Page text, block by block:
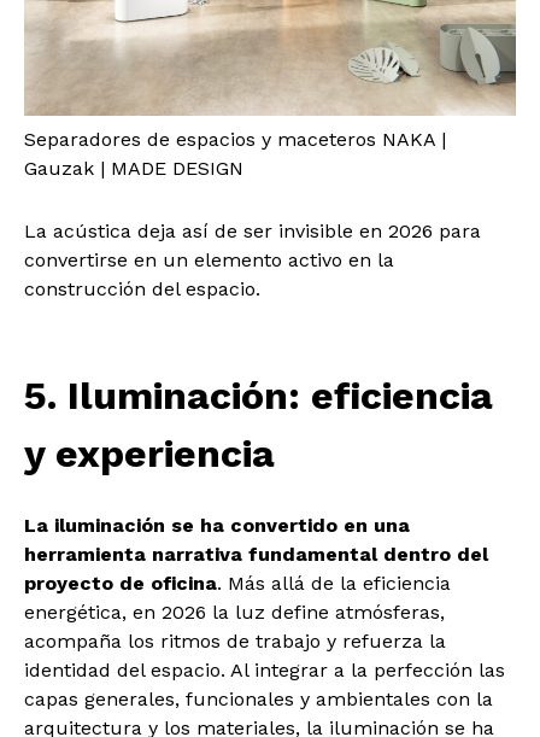
Separadores de espacios y maceteros NAKA |
Gauzak | MADE DESIGN
La acústica deja así de ser invisible en 2026 para
convertirse en un elemento activo en la
construcción del espacio.
5. Iluminación: eficiencia
y experiencia
La iluminación se ha convertido en una
herramienta narrativa fundamental dentro del
proyecto de oficina. Más allá de la eficiencia
energética, en 2026 la luz define atmósferas,
acompaña los ritmos de trabajo y refuerza la
identidad del espacio. Al integrar a la perfección las
capas generales, funcionales y ambientales con la
arquitectura y los materiales, la iluminación se ha